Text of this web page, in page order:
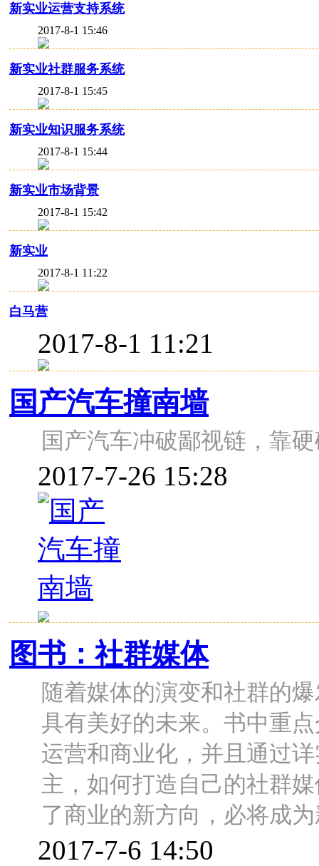
新实业运营支持系统
2017-8-1 15:46
新实业社群服务系统
2017-8-1 15:45
新实业知识服务系统
2017-8-1 15:44
新实业市场背景
2017-8-1 15:42
新实业
2017-8-1 11:22
白马营
2017-8-1 11:21
国产汽车撞南墙
国产汽车冲破鄙视链，靠
2017-7-26 15:28
图书：社群媒体
随着媒体的演变和社群的
具有美好的未来。书中重
运营和商业化，并且通过
主，如何打造自己的社群
了商业的新方向，必将成
2017-7-6 14:50